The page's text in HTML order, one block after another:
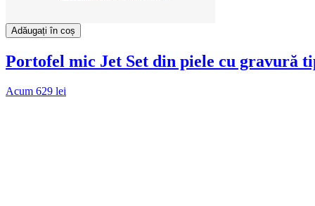
Adăugați în coș
Portofel mic Jet Set din piele cu gravură
Acum 629 lei